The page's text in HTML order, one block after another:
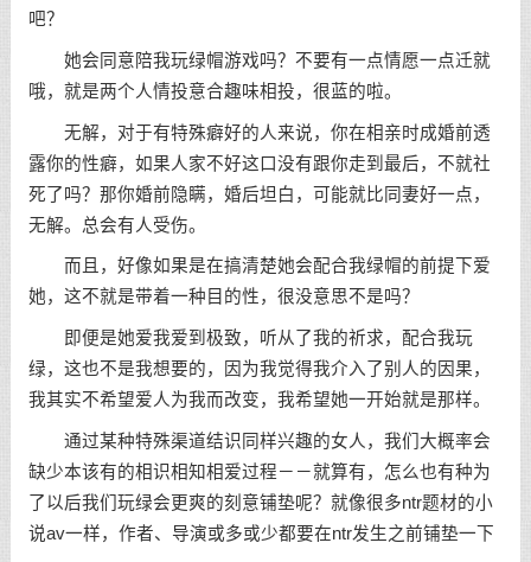
吧？
她会同意陪我玩绿帽游戏吗？不要有一点情愿一点迁就
哦，就是两个人情投意合趣味相投，很蓝的啦。
无解，对于有特殊癖好的人来说，你在相亲时成婚前透
露你的性癖，如果人家不好这口没有跟你走到最后，不就社
死了吗？那你婚前隐瞒，婚后坦白，可能就比同妻好一点，
无解。总会有人受伤。
而且，好像如果是在搞清楚她会配合我绿帽的前提下爱
她，这不就是带着一种目的性，很没意思不是吗？
即便是她爱我爱到极致，听从了我的祈求，配合我玩
绿，这也不是我想要的，因为我觉得我介入了别人的因果，
我其实不希望爱人为我而改变，我希望她一开始就是那样。
通过某种特殊渠道结识同样兴趣的女人，我们大概率会
缺少本该有的相识相知相爱过程－－就算有，怎么也有种为
了以后我们玩绿会更爽的刻意铺垫呢？就像很多ntr题材的小
说av一样，作者、导演或多或少都要在ntr发生之前铺垫一下